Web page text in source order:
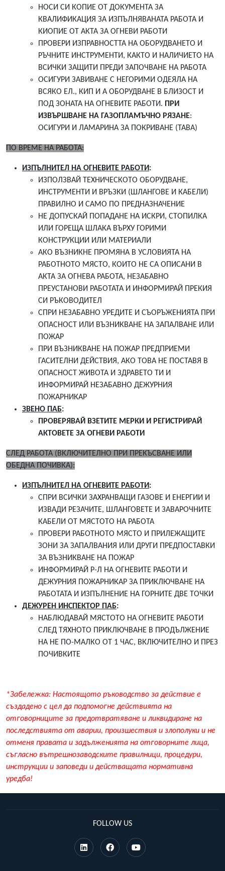
НОСИ СИ КОПИЕ ОТ ДОКУМЕНТА ЗА
КВАЛИФИКАЦИЯ ЗА ИЗПЪЛНЯВАНАТА РАБОТА И
КИОПИЕ ОТ АКТА ЗА ОГНЕВИ РАБОТИ
ПРОВЕРИ ИЗПРАВНОСТТА НА ОБОРУДВАНЕТО И
РЪЧНИТЕ ИНСТРУМЕНТИ, КАКТО И НАЛИЧИЕТО НА
ВСИЧКИ ЗАЩИТИ ПРЕДИ ЗАПОЧВАНЕ НА РАБОТА
ОСИГУРИ ЗАВИВАНЕ С НЕГОРИМИ ОДЕЯЛА НА
ВСЯКО ЕЛ., КИП И А ОБОРУДВАНЕ В БЛИЗОСТ И
ПОД ЗОНАТА НА ОГНЕВИТЕ РАБОТИ. ПРИ
ИЗВЪРШВАНЕ НА ГАЗОПЛАМЪЧНО РЯЗАНЕ:
ОСИГУРИ И ЛАМАРИНА ЗА ПОКРИВАНЕ (ТАВА)
ПО ВРЕМЕ НА РАБОТА:
ИЗПЪЛНИТЕЛ НА ОГНЕВИТЕ РАБОТИ:
ИЗПОЛЗВАЙ ТЕХНИЧЕСКОТО ОБОРУДВАНЕ,
ИНСТРУМЕНТИ И ВРЪЗКИ (ШЛАНГОВЕ И КАБЕЛИ)
ПРАВИЛНО И САМО ПО ПРЕДНАЗНАЧЕНИЕ
НЕ ДОПУСКАЙ ПОПАДАНЕ НА ИСКРИ, СТОПИЛКА
ИЛИ ГОРЕЩА ШЛАКА ВЪРХУ ГОРИМИ
КОНСТРУКЦИИ ИЛИ МАТЕРИАЛИ
АКО ВЪЗНИКНЕ ПРОМЯНА В УСЛОВИЯТА НА
РАБОТНОТО МЯСТО, КОИТО НЕ СА ОПИСАНИ В
АКТА ЗА ОГНЕВА РАБОТА, НЕЗАБАВНО
ПРЕУСТАНОВИ РАБОТАТА И ИНФОРМИРАЙ ПРЕКИЯ
СИ РЪКОВОДИТЕЛ
СПРИ НЕЗАБАВНО УРЕДИТЕ И СЪОРЪЖЕНИЯТА ПРИ
ОПАСНОСТ ИЛИ ВЪЗНИКВАНЕ НА ЗАПАЛВАНЕ ИЛИ
ПОЖАР
ПРИ ВЪЗНИКВАНЕ НА ПОЖАР ПРЕДПРИЕМИ
ГАСИТЕЛНИ ДЕЙСТВИЯ, АКО ТОВА НЕ ПОСТАВЯ В
ОПАСНОСТ ЖИВОТА И ЗДРАВЕТО ТИ И
ИНФОРМИРАЙ НЕЗАБАВНО ДЕЖУРНИЯ
ПОЖАРНИКАР
ЗВЕНО ПАБ:
ПРОВЕРЯВАЙ ВЗЕТИТЕ МЕРКИ И РЕГИСТРИРАЙ
АКТОВЕТЕ ЗА ОГНЕВИ РАБОТИ
СЛЕД РАБОТА (ВКЛЮЧИТЕЛНО ПРИ ПРЕКЪСВАНЕ ИЛИ
ОБЕДНА ПОЧИВКА):
ИЗПЪЛНИТЕЛ НА ОГНЕВИТЕ РАБОТИ:
СПРИ ВСИЧКИ ЗАХРАНВАЩИ ГАЗОВЕ И ЕНЕРГИИ И
ИЗВАДИ РЕЗАЧИТЕ, ШЛАНГОВЕТЕ И ЗАВАРОЧНИТЕ
КАБЕЛИ ОТ МЯСТОТО НА РАБОТА
ПРОВЕРИ РАБОТНОТО МЯСТО И ПРИЛЕЖАЩИТЕ
ЗОНИ ЗА ЗАПАЛВАНИЯ ИЛИ ДРУГИ ПРЕДПОСТАВКИ
ЗА ВЪЗНИКВАНЕ НА ПОЖАР
ИНФОРМИРАЙ Р-Л НА ОГНЕВИТЕ РАБОТИ И
ДЕЖУРНИЯ ПОЖАРНИКАР ЗА ПРИКЛЮЧВАНЕ НА
РАБОТАТА И ИЗПЪЛНЕНИЕ НА ГОРНИТЕ ДВЕ ТОЧКИ
ДЕЖУРЕН ИНСПЕКТОР ПАБ:
НАБЛЮДАВАЙ МЯСТОТО НА ОГНЕВИТЕ РАБОТИ
СЛЕД ТЯХНОТО ПРИКЛЮЧВАНЕ В ПРОДЪЛЖЕНИЕ
НА НЕ ПО-МАЛКО ОТ 1 ЧАС, ВКЛЮЧИТЕЛНО И ПРЕЗ
ПОЧИВКИТЕ
*Забележка: Настоящото ръководство за действие е
създадено с цел да подпомогне действията на
отговорниците за предотвратяване и ликвидиране на
последствията от аварии, произшествия и злополуки и не
отменя правата и задълженията на отговорните лица,
съгласно вътрешнозаводските правилници, процедури,
инструкции и заповеди и действащата нормативна
уредба!
FOLLOW US